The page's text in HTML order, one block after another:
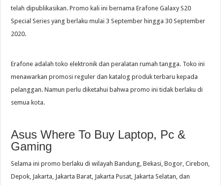
telah dipublikasikan. Promo kali ini bernama Erafone Galaxy S20
Special Series yang berlaku mulai 3 September hingga 30 September
2020.
Erafone adalah toko elektronik dan peralatan rumah tangga. Toko ini
menawarkan promosi reguler dan katalog produk terbaru kepada
pelanggan. Namun perlu diketahui bahwa promo ini tidak berlaku di
semua kota.
Asus Where To Buy Laptop, Pc &
Gaming
Selama ini promo berlaku di wilayah Bandung, Bekasi, Bogor, Cirebon,
Depok, Jakarta, Jakarta Barat, Jakarta Pusat, Jakarta Selatan, dan